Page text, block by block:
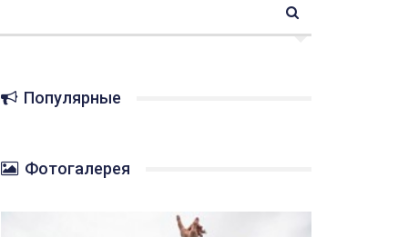
Популярные
Фотогалерея